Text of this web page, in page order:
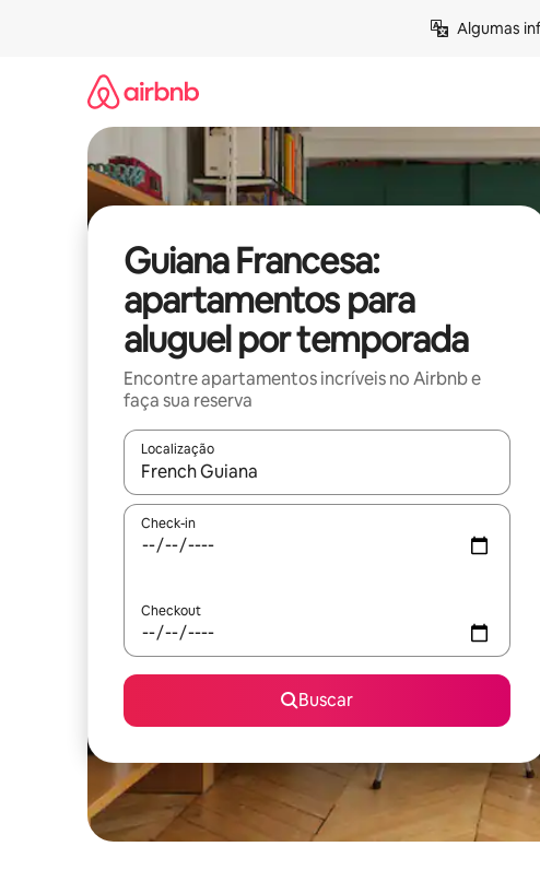
Algumas
Guiana Francesa:
apartamentos para
aluguel por temporada
Encontre apartamentos incríveis no Airbnb e
faça sua reserva
Localização
Quando os resultados estiverem disponíveis, explore-
Check-in
Checkout
Buscar